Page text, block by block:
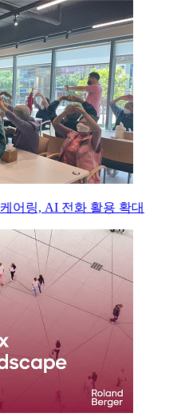
어링, AI 전화 활용 확대